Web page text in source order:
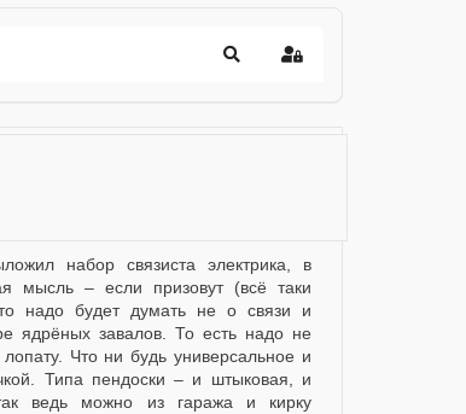
мысль – если призовут (всё таки
надо будет думать не о связи и
ядрёных завалов. То есть надо не
Что ни будь универсальное и
Типа пендоски – и штыковая, и
ведь можно из гаража и кирку